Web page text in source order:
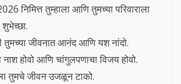
निमित्त तुम्हाला आणि तुमच्या परिवाराला
तुमच्या जीवनात आनंद आणि यश नांदो.
नाश होवो आणि चांगुलपणाचा विजय होवो.
तुमचे जीवन उजळून टाको.